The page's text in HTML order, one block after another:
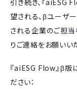
引き続き、『aiESG
望される、βユーザ
される企業のご担
りご連絡をお願いい
『aiESG Flow』β版
ださい：